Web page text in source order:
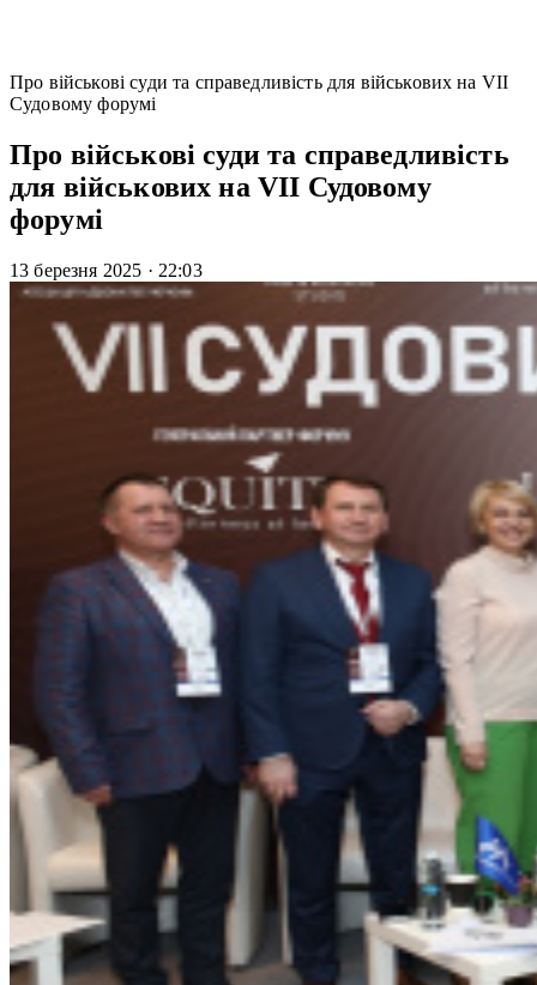
Про військові суди та справедливість для військових на VII
Судовому форумі
Про військові суди та справедливість
для військових на VII Судовому
форумі
13 березня 2025 · 22:03